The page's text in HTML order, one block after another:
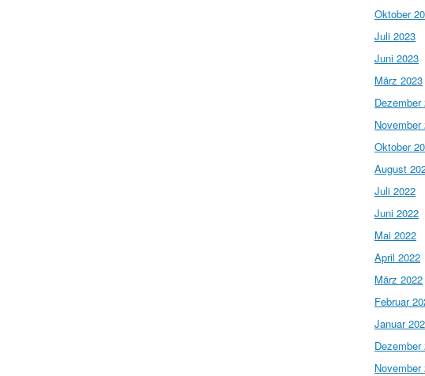
Oktober
Juli 2023
Juni 2023
März 2023
Dezember
November
Oktober
August
Juli 2022
Juni 2022
Mai 2022
April 2022
März 2022
Februar
Januar
Dezember
November